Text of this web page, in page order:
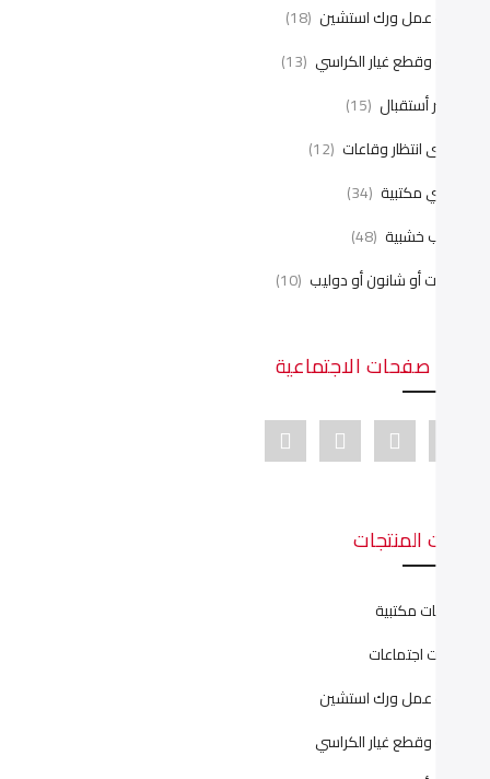
عمل ورك استشين (18)
وقطع غيار الكراسي (13)
أستقبال (15)
انتظار وقاعات (12)
مكتبية (34)
خشبية (48)
أو شانون أو دوليب (10)
صفحات الاجتماعية
Facebook link
Instagram link
Pinterest link
Youtube link
المنتجات
مكتبية
اجتماعات
عمل ورك استشين
وقطع غيار الكراسي